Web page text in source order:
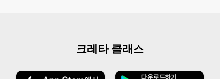
크레타 클래스